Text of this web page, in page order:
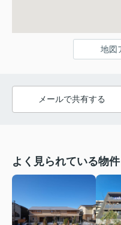
地図
メールで共有する
よく見られている物件